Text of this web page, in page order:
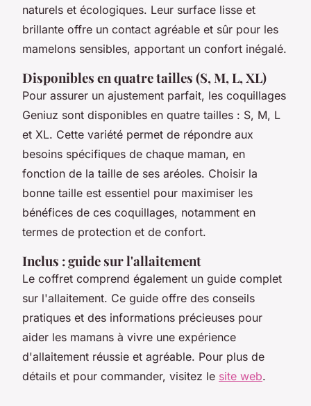
naturels et écologiques. Leur surface lisse et
brillante offre un contact agréable et sûr pour les
mamelons sensibles, apportant un confort inégalé.
Disponibles en quatre tailles (S, M, L, XL)
Pour assurer un ajustement parfait, les coquillages
Geniuz sont disponibles en quatre tailles : S, M, L
et XL. Cette variété permet de répondre aux
besoins spécifiques de chaque maman, en
fonction de la taille de ses aréoles. Choisir la
bonne taille est essentiel pour maximiser les
bénéfices de ces coquillages, notamment en
termes de protection et de confort.
Inclus : guide sur l'allaitement
Le coffret comprend également un guide complet
sur l'allaitement. Ce guide offre des conseils
pratiques et des informations précieuses pour
aider les mamans à vivre une expérience
d'allaitement réussie et agréable. Pour plus de
détails et pour commander, visitez le site web.